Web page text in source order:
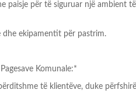
paisje për të siguruar një ambient
dhe ekipamentit për pastrim.
Komunale:*
të klientëve, duke